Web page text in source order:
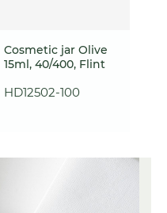
Cosmetic jar Olive
15ml, 40/400, Flint
HD12502-100